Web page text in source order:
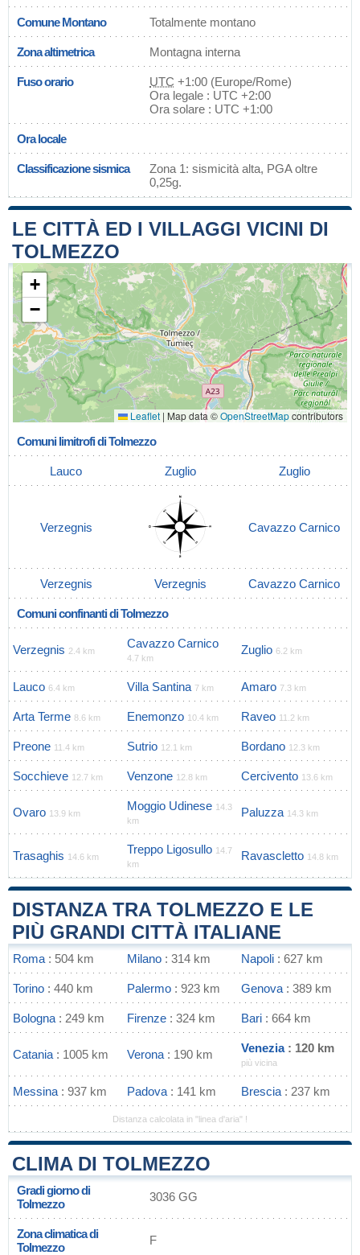
Comune Montano Totalmente montano
Zona altimetrica Montagna interna
Fuso orario UTC +1:00 (Europe/Rome)
Ora legale : UTC +2:00
Ora solare : UTC +1:00
Ora locale
Classificazione sismica
Zona 1: sismicità alta, PGA oltre
0,25g.
LE CITTÀ ED I VILLAGGI VICINI DI
TOLMEZZO
+
−
Leaflet | Map data ©OpenStreetMapcontributors
Comuni limitrofi di Tolmezzo
Lauco Zuglio Zuglio
Verzegnis Cavazzo Carnico
Verzegnis Verzegnis Cavazzo Carnico
Comuni confinanti di Tolmezzo
Verzegnis 2.4 km
Cavazzo Carnico
4.7 km
Zuglio 6.2 km
Lauco 6.4 km Villa Santina 7 km Amaro 7.3 km
Arta Terme 8.6 km Enemonzo 10.4 km Raveo 11.2 km
Preone 11.4 km Sutrio 12.1 km Bordano 12.3 km
Socchieve 12.7 km Venzone 12.8 km Cercivento 13.6 km
Ovaro 13.9 km
Moggio Udinese 14.3
km
Paluzza 14.3 km
Trasaghis 14.6 km
Treppo Ligosullo 14.7
km
Ravascletto 14.8 km
DISTANZA TRA TOLMEZZO E LE
PIÙ GRANDI CITTÀ ITALIANE
Roma : 504 km Milano : 314 km Napoli : 627 km
Torino : 440 km Palermo : 923 km Genova : 389 km
Bologna : 249 km Firenze : 324 km Bari : 664 km
Catania : 1005 km Verona : 190 km Venezia: 120 km
più vicina
Messina : 937 km Padova : 141 km Brescia : 237 km
Distanza calcolata in "linea d'aria" !
CLIMA DI TOLMEZZO
Gradi giorno di
Tolmezzo
3036 GG
Zona climatica di
Tolmezzo
F